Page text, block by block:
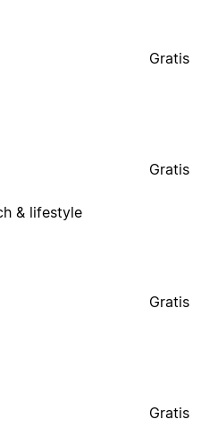
Gratis
& lifestyle
Gratis
Gratis
Gratis